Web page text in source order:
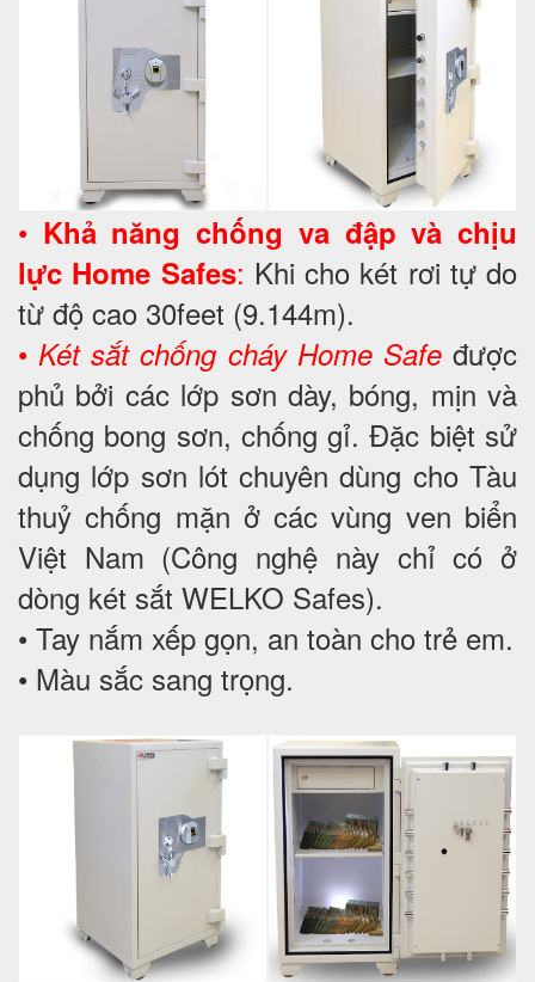
• Khả năng chống va đập và chịu
lực Home Safes: Khi cho két rơi tự do
từ độ cao 30feet (9.144m).
•Két sắt chống cháy Home Safeđược
phủ bởi các lớp sơn dày, bóng, mịn và
chống bong sơn, chống gỉ. Đặc biệt sử
dụng lớp sơn lót chuyên dùng cho Tàu
thuỷ chống mặn ở các vùng ven biển
Việt Nam (Công nghệ này chỉ có ở
dòng két sắt WELKO Safes).
• Tay nắm xếp gọn, an toàn cho trẻ em.
• Màu sắc sang trọng.